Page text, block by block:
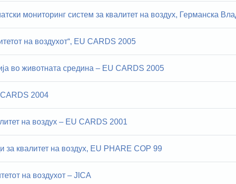
мониторинг систем за квалитет на воздух, Германска
на воздухот“, ЕU CARDS 2005
во животната средина – EU CARDS 2005
2004
на воздух – ЕU CARDS 2001
квалитет на воздух, EU PHARE COP 99
на воздухот – JICA